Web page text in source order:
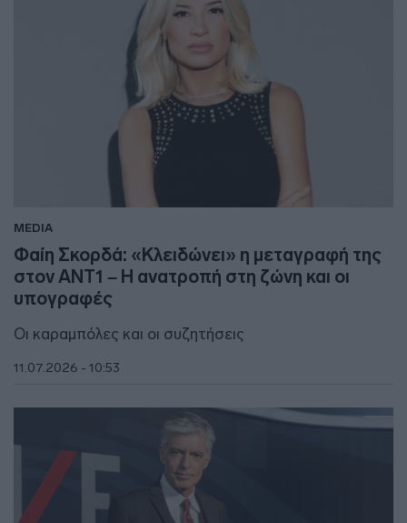
MEDIA
Φαίη Σκορδά: «Κλειδώνει» η μεταγραφή της
στον ΑΝΤ1 – Η ανατροπή στη ζώνη και οι
υπογραφές
Οι καραμπόλες και οι συζητήσεις
11.07.2026 - 10:53